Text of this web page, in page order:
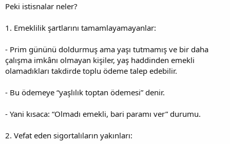
Peki istisnalar neler?
1. Emeklilik şartlarını tamamlayamayanlar:
- Prim gününü doldurmuş ama yaşı tutmamış ve bir daha
çalışma imkânı olmayan kişiler, yaş haddinden emekli
olamadıkları takdirde toplu ödeme talep edebilir.
- Bu ödemeye “yaşlılık toptan ödemesi” denir.
- Yani kısaca: “Olmadı emekli, bari paramı ver” durumu.
2. Vefat eden sigortalıların yakınları: